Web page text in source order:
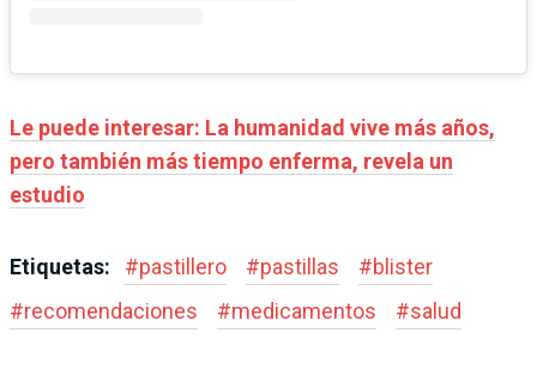
Le puede interesar: La humanidad vive más años,
pero también más tiempo enferma, revela un
estudio
Etiquetas: #pastillero #pastillas #blister
#recomendaciones #medicamentos #salud